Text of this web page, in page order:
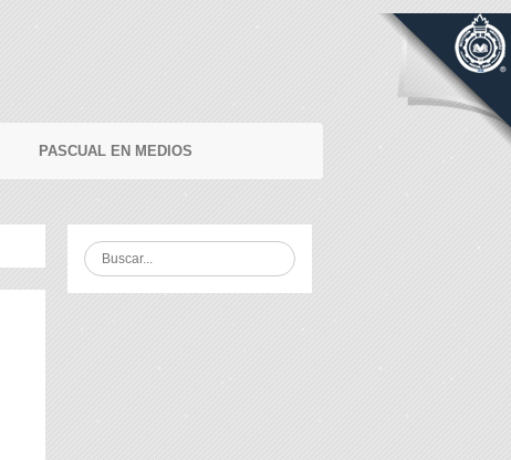
PASCUAL EN MEDIOS